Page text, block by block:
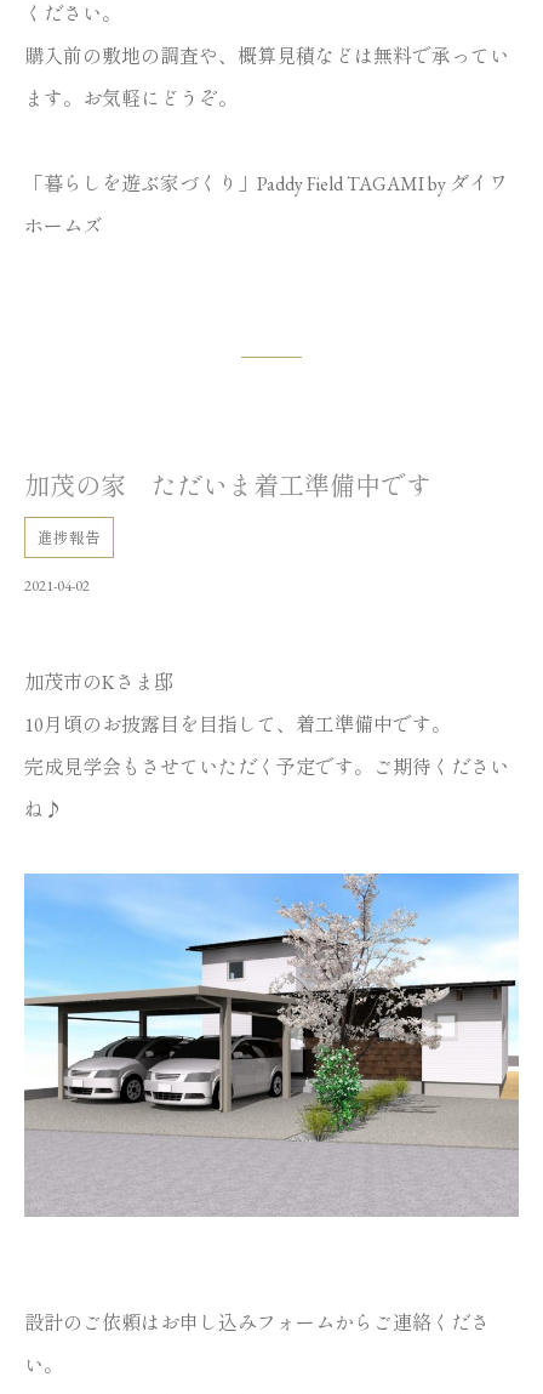
ください。
購入前の敷地の調査や、概算見積などは無料で承ってい
ます。お気軽にどうぞ。
「暮らしを遊ぶ家づくり」Paddy Field TAGAMI by ダイワ
ホームズ
加茂の家 ただいま着工準備中です
進捗報告
2021-04-02
加茂市のKさま邸
10月頃のお披露目を目指して、着工準備中です。
完成見学会もさせていただく予定です。ご期待ください
ね♪
設計のご依頼はお申し込みフォームからご連絡くださ
い。